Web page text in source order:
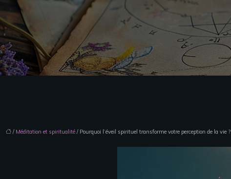
/ Méditation et spiritualité / Pourquoi l’éveil spirituel transforme votre perception de la vie ?